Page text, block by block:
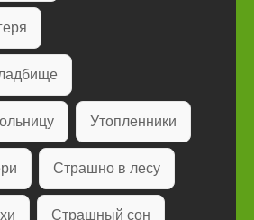
Утопленники
Страшно в лесу
Страшный сон